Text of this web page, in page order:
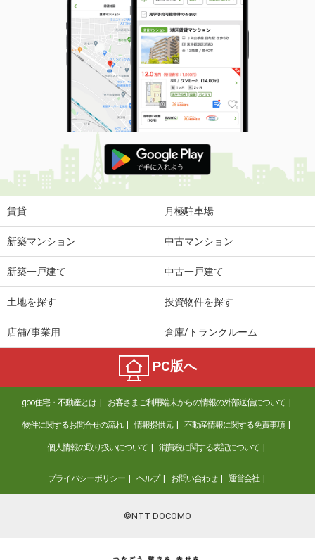
賃貸 月極駐車場
新築マンション 中古マンション
新築一戸建て 中古一戸建て
土地を探す 投資物件を探す
店舗/事業用 倉庫/トランクルーム
PC版へ
goo住宅・不動産とは お客さまご利用端末からの情報の外部送信について
物件に関するお問合せの流れ 情報提供元 不動産情報に関する免責事項
個人情報の取り扱いについて 消費税に関する表記について
プライバシーポリシー ヘルプ お問い合わせ 運営会社
©NTT DOCOMO